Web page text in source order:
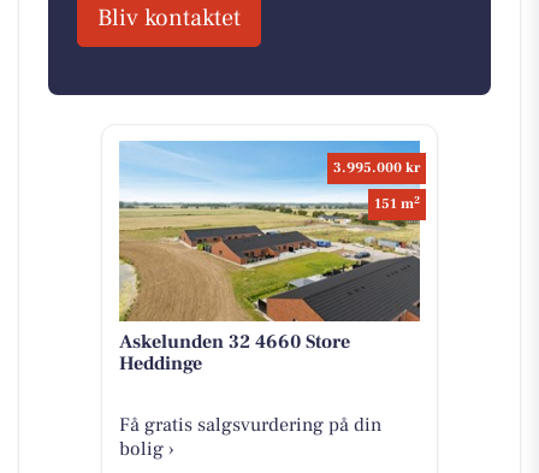
Bliv kontaktet
3.995.000 kr
151 m2
Askelunden 32 4660 Store
Heddinge
Få gratis salgsvurdering på din
bolig ›